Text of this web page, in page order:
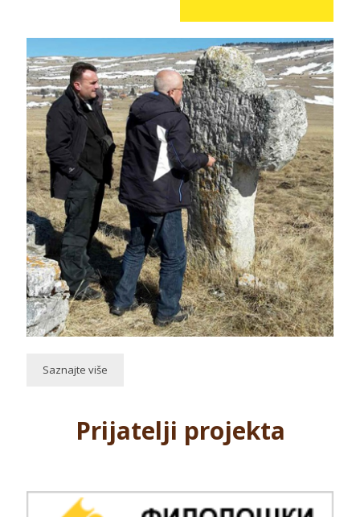
Saznajte više
Prijatelji projekta